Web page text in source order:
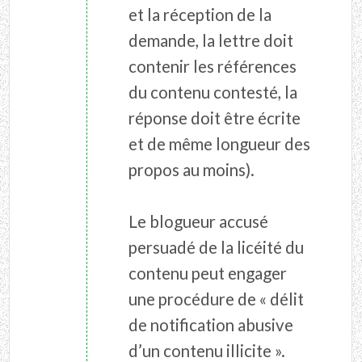
et la réception de la
demande, la lettre doit
contenir les références
du contenu contesté, la
réponse doit être écrite
et de même longueur des
propos au moins).
Le blogueur accusé
persuadé de la licéité du
contenu peut engager
une procédure de « délit
de notification abusive
d’un contenu illicite ».